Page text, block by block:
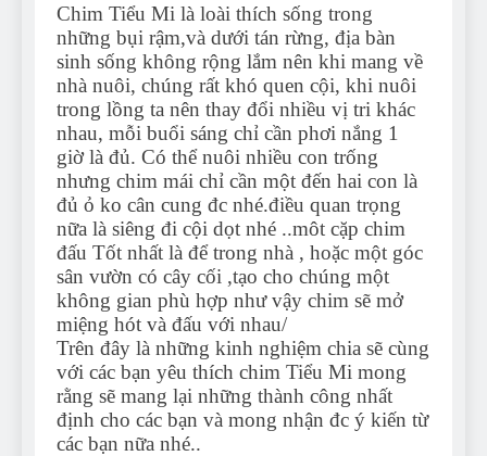
Chim Tiểu Mi là loài thích sống trong
những bụi rậm,và dưới tán rừng, địa bàn
sinh sống không rộng lắm nên khi mang về
nhà nuôi, chúng rất khó quen cội, khi nuôi
trong lồng ta nên thay đổi nhiều vị tri khác
nhau, mỗi buổi sáng chỉ cần phơi nắng 1
giờ là đủ. Có thể nuôi nhiều con trống
nhưng chim mái chỉ cần một đến hai con là
đủ ỏ ko cân cung đc nhé.điều quan trọng
nữa là siêng đi cội dọt nhé ..môt cặp chim
đấu Tốt nhất là để trong nhà , hoặc một góc
sân vườn có cây cối ,tạo cho chúng một
không gian phù hợp như vậy chim sẽ mở
miệng hót và đấu với nhau/
Trên đây là những kinh nghiệm chia sẽ cùng
với các bạn yêu thích chim Tiểu Mi mong
rằng sẽ mang lại những thành công nhất
định cho các bạn và mong nhận đc ý kiến từ
các bạn nữa nhé..